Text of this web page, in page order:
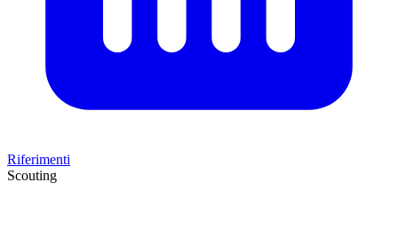
Riferimenti
Scouting